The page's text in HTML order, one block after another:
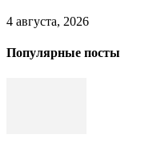
4 августа, 2026
Популярные посты